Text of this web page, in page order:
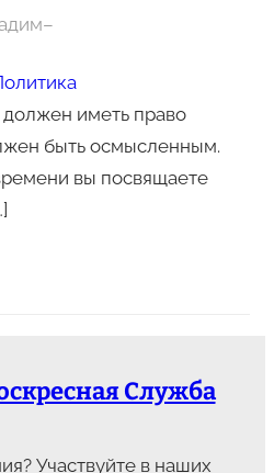
–
иметь право
быть осмысленным.
вы посвящаете
Служба
Участвуйте в наших